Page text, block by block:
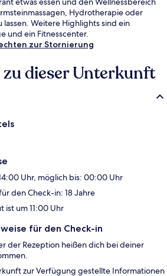
Hydrotherapie oder
lassen. Weitere Highlights sind ein
und ein Fitnesscenter.
zur Stornierung
dieser Unterkunft
Uhr, möglich bis: 00:00 Uhr
den Check-in: 18 Jahre
ist um 11:00 Uhr
für den Check-in
der Rezeption heißen dich bei deiner
zur Verfügung gestellte Informationen